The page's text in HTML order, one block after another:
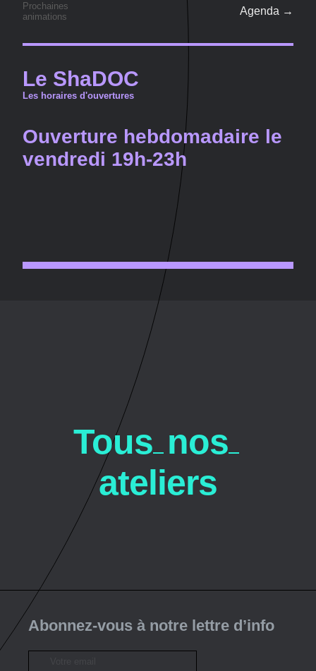
Prochaines
animations
Agenda →
Le ShaDOC
Les horaires d'ouvertures
Ouverture hebdomadaire le
vendredi 19h-23h
Tous nos
ateliers
Abonnez-vous à notre lettre d’info